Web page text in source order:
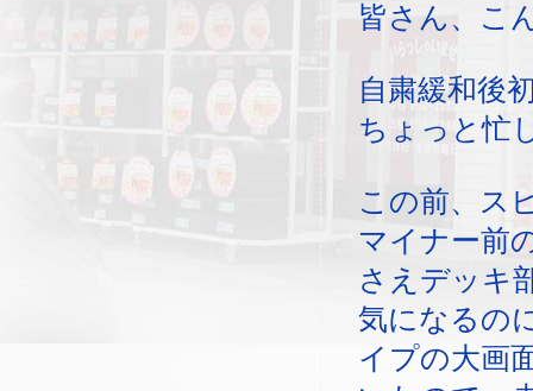
皆さん、こ
自粛緩和後
ちょっと忙
この前、ス
マイナー前
さえデッキ
気になるの
イプの大画